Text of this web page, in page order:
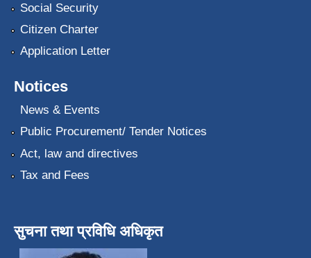
Social Security
Citizen Charter
Application Letter
Notices
News & Events
Public Procurement/ Tender Notices
Act, law and directives
Tax and Fees
सुचना तथा प्रविधि अधिकृत